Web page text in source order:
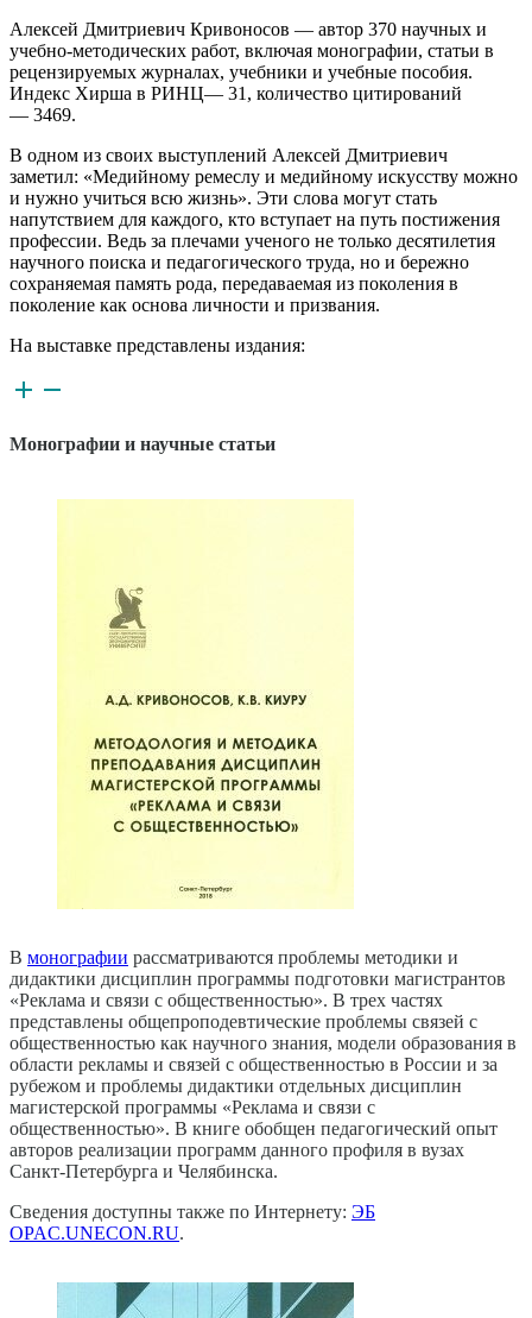
Алексей Дмитриевич Кривоносов — автор 370 научных и
учебно-методических работ, включая монографии, статьи в
рецензируемых журналах, учебники и учебные пособия.
Индекс Хирша в РИНЦ— 31, количество цитирований
— 3469.
В одном из своих выступлений Алексей Дмитриевич
заметил: «Медийному ремеслу и медийному искусству можно
и нужно учиться всю жизнь». Эти слова могут стать
напутствием для каждого, кто вступает на путь постижения
профессии. Ведь за плечами ученого не только десятилетия
научного поиска и педагогического труда, но и бережно
сохраняемая память рода, передаваемая из поколения в
поколение как основа личности и призвания.
На выставке представлены издания:
Монографии и научные статьи
В монографии рассматриваются проблемы методики и
дидактики дисциплин программы подготовки магистрантов
«Реклама и связи с общественностью». В трех частях
представлены общепроподевтические проблемы связей с
общественностью как научного знания, модели образования в
области рекламы и связей с общественностью в России и за
рубежом и проблемы дидактики отдельных дисциплин
магистерской программы «Реклама и связи с
общественностью». В книге обобщен педагогический опыт
авторов реализации программ данного профиля в вузах
Санкт-Петербурга и Челябинска.
Сведения доступны также по Интернету: ЭБ
OPAC.UNECON.RU.